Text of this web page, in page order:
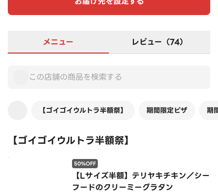
メニュー レビュー（74）
【ゴイゴイウルトラ半額祭】 期間限定ピザ 期
【ゴイゴイウルトラ半額祭】
【Lサイズ半額】テリヤキチキン／シー
フードのクリーミーグラタン
50%OFF